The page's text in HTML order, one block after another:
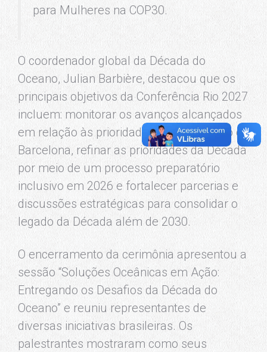
para Mulheres na COP30.
O coordenador global da Década do
Oceano, Julian Barbière, destacou que os
principais objetivos da Conferência Rio 2027
incluem: monitorar os avanços alcançados
em relação às prioridades da Declaração de
Barcelona, refinar as prioridades da Década
por meio de um processo preparatório
inclusivo em 2026 e fortalecer parcerias e
discussões estratégicas para consolidar o
legado da Década além de 2030.
O encerramento da cerimônia apresentou a
sessão “Soluções Oceânicas em Ação:
Entregando os Desafios da Década do
Oceano” e reuniu representantes de
diversas iniciativas brasileiras. Os
palestrantes mostraram como seus